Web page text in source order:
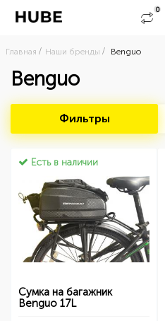
0
Главная Наши бренды Benguo
Benguo
Фильтры
Есть в наличии
Сумка на багажник
Benguo 17L